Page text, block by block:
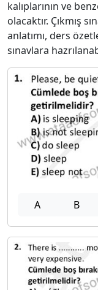
kalıplarının ve
olacaktır. Çıkmış
anlatımı, ders
sınavlara
A B